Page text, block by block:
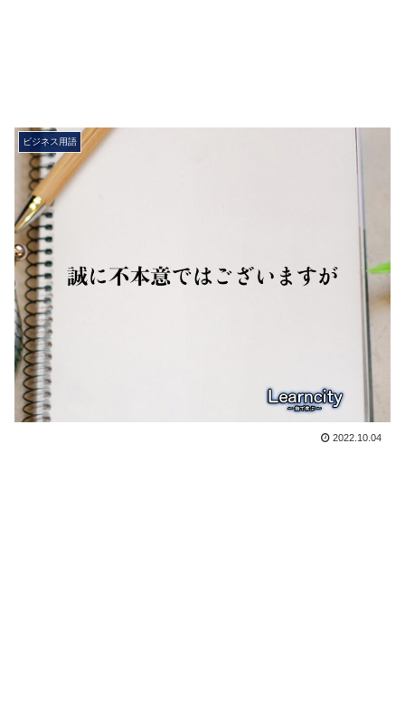
ビジネス用語
2022.10.04